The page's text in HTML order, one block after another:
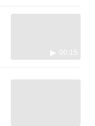
00:15